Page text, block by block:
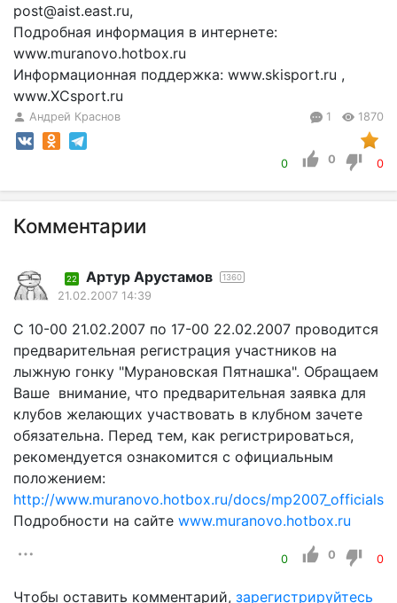
post@aist.east.ru,
Подробная информация в интернете:
www.muranovo.hotbox.ru
Информационная поддержка: www.skisport.ru ,
www.XCsport.ru
Андрей Краснов 1 1870
0 0 0
Комментарии
22 Артур Арустамов 1360
21.02.2007 14:39
С 10-00 21.02.2007 по 17-00 22.02.2007 проводится
предварительная регистрация участников на
лыжную гонку "Мурановская Пятнашка". Обращаем
Ваше внимание, что предварительная заявка для
клубов желающих участвовать в клубном зачете
обязательна. Перед тем, как регистрироваться,
рекомендуется ознакомится с официальным
положением:
http://www.muranovo.hotbox.ru/docs/
Подробности на сайте www.muranovo.hotbox.ru
0 0 0
Чтобы оставить комментарий, зарегистрируйтесь